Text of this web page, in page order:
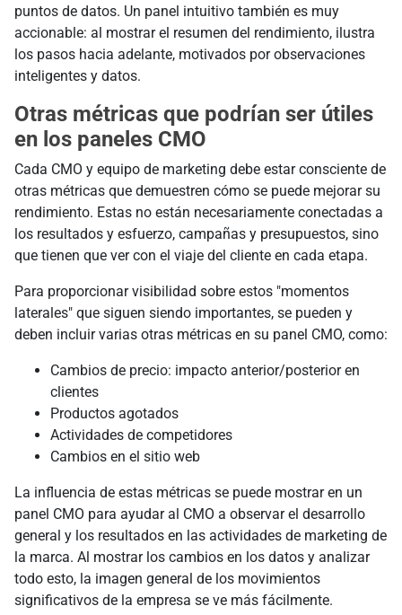
puntos de datos. Un panel intuitivo también es muy
accionable: al mostrar el resumen del rendimiento, ilustra
los pasos hacia adelante, motivados por observaciones
inteligentes y datos.
Otras métricas que podrían ser útiles
en los paneles CMO
Cada CMO y equipo de marketing debe estar consciente de
otras métricas que demuestren cómo se puede mejorar su
rendimiento. Estas no están necesariamente conectadas a
los resultados y esfuerzo, campañas y presupuestos, sino
que tienen que ver con el viaje del cliente en cada etapa.
Para proporcionar visibilidad sobre estos "momentos
laterales" que siguen siendo importantes, se pueden y
deben incluir varias otras métricas en su panel CMO, como:
Cambios de precio: impacto anterior/posterior en
clientes
Productos agotados
Actividades de competidores
Cambios en el sitio web
La influencia de estas métricas se puede mostrar en un
panel CMO para ayudar al CMO a observar el desarrollo
general y los resultados en las actividades de marketing de
la marca. Al mostrar los cambios en los datos y analizar
todo esto, la imagen general de los movimientos
significativos de la empresa se ve más fácilmente.